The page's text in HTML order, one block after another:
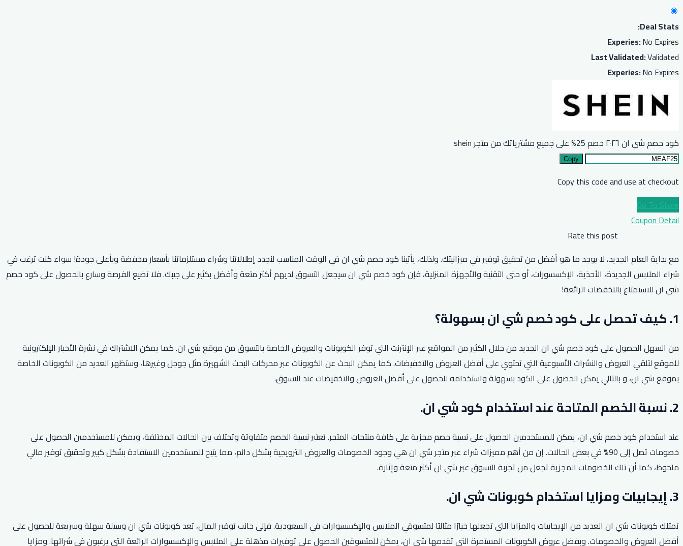
Deal Stats:
Experies:No Expires
Last Validated:Validated
Experies:No Expires
كود خصم شي ان ٢٠٢٦ خصم 25% على جميع مشترياتك من متجر shein
Copy
Copy this code and use at checkout
Go To Store
Coupon Detail
Rate this post
مع بداية العام الجديد، لا يوجد ما هو أفضل من تحقيق توفير في ميزانيتك. ولذلك، يأتينا كود خصم شي ان في الوقت المناسب لنجدد إطلالاتنا وشراء مستلزماتنا بأسعار مخفضة وبأعلى جودة! سواء كنت ترغب في
شراء الملابس الجديدة، الأحذية، الإكسسورات، أو حتى التقنية والأجهزة المنزلية، فإن كود خصم شي ان سيجعل التسوق لديهم أكثر متعة وأفضل بكثير على جيبك. فلا تضيع الفرصة وسارع بالحصول على كود خصم
شي ان للاستمتاع بالتخفضات الرائعة!
1. كيف تحصل على كود خصم شي ان بسهولة؟
من السهل الحصول على كود خصم شي ان الجديد من خلال الكثير من المواقع عبر الإنترنت التي توفر الكوبونات والعروض الخاصة بالتسوق من موقع شي ان. كما يمكن الاشتراك في نشرة الأخبار الإلكترونية
للموقع لتلقي العروض والنشرات الأسبوعية التي تحتوي على أفضل العروض والتخفيضات. كما يمكن البحث عن الكوبونات عبر محركات البحث الشهيرة مثل جوجل وغيرها، وستظهر العديد من الكوبونات الخاصة
بموقع شي ان، و بالتالي يمكن الحصول على الكود بسهولة واستخدامه للحصول على أفضل العروض والتخفيضات عند التسوق.
2. نسبة الخصم المتاحة عند استخدام كود شي ان.
عند استخدام كود خصم شي ان، يمكن للمستخدمين الحصول على نسبة خصم مجزية على كافة منتجات المتجر. تعتبر نسبة الخصم متفاوتة وتختلف بين الحالات المختلفة، ويمكن للمستخدمين الحصول على
خصومات تصل إلى 90% في بعض الحالات. إن من أهم مميزات شراء عبر متجر شي ان هي وجود الخصومات والعروض الترويجية بشكل دائم، مما يتيح للمستخدمين الاستفادة بشكل كبير وتحقيق توفير مالي
ملحوظ، كما أن تلك الخصومات المجزية تجعل من تجربة التسوق عبر شي ان أكثر متعة وإثارة.
3. إيجابيات ومزايا استخدام كوبونات شي ان.
تمتلك كوبونات شي ان العديد من الإيجابيات والمزايا التي تجعلها خيارًا مثاليًا لمتسوقي الملابس والإكسسوارات في السعودية. فإلى جانب توفير المال، تعد كوبونات شي ان وسيلة سهلة وسريعة للحصول على
أفضل العروض والخصومات. وبفضل عروض الكوبونات المستمرة التي تقدمها شي ان، يمكن للمتسوقين الحصول على توفيرات مذهلة على الملابس والإكسسوارات الرائعة التي يرغبون في شرائها. ومزايا